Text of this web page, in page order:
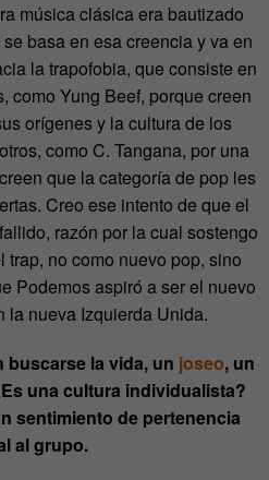
música clásica era bautizado
basa en esa creencia y va en
la trapofobia, que consiste en
como Yung Beef, porque creen
orígenes y la cultura de los
como C. Tangana, por una
que la categoría de pop les
Creo ese intento de que el
razón por la cual sostengo
no como nuevo pop, sino
Podemos aspiró a ser el nuevo
la nueva Izquierda Unida.
la vida, un joseo, un
una cultura individualista?
sentimiento de pertenencia
al grupo.